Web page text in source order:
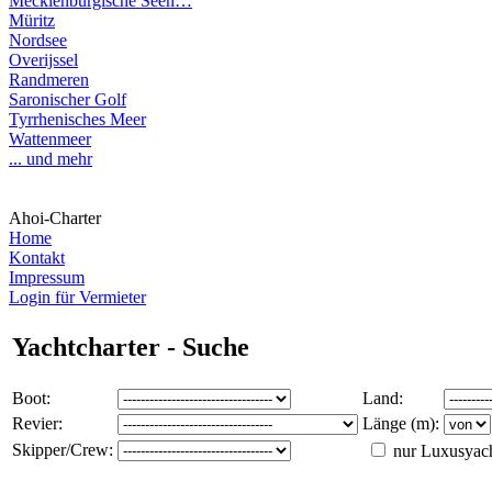
Müritz
Nordsee
Overijssel
Randmeren
Saronischer Golf
Tyrrhenisches Meer
Wattenmeer
... und mehr
Ahoi-Charter
Home
Kontakt
Impressum
Login für Vermieter
Yachtcharter - Suche
Boot:
Land:
Revier:
Länge (m):
Skipper/Crew:
nur